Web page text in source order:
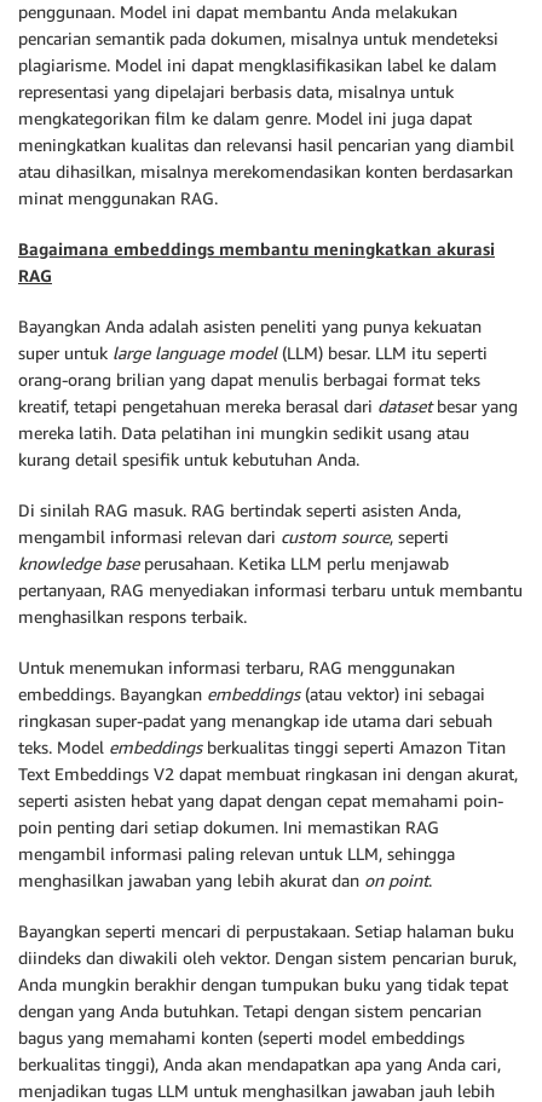
penggunaan. Model ini dapat membantu Anda melakukan
pencarian semantik pada dokumen, misalnya untuk mendeteksi
plagiarisme. Model ini dapat mengklasifikasikan label ke dalam
representasi yang dipelajari berbasis data, misalnya untuk
mengkategorikan film ke dalam genre. Model ini juga dapat
meningkatkan kualitas dan relevansi hasil pencarian yang diambil
atau dihasilkan, misalnya merekomendasikan konten berdasarkan
minat menggunakan RAG.
Bagaimana embeddings membantu meningkatkan akurasi
RAG
Bayangkan Anda adalah asisten peneliti yang punya kekuatan
super untuk large language model(LLM) besar. LLM itu seperti
orang-orang brilian yang dapat menulis berbagai format teks
kreatif, tetapi pengetahuan mereka berasal dari datasetbesar yang
mereka latih. Data pelatihan ini mungkin sedikit usang atau
kurang detail spesifik untuk kebutuhan Anda.
Di sinilah RAG masuk. RAG bertindak seperti asisten Anda,
mengambil informasi relevan dari custom source, seperti
knowledge baseperusahaan. Ketika LLM perlu menjawab
pertanyaan, RAG menyediakan informasi terbaru untuk membantu
menghasilkan respons terbaik.
Untuk menemukan informasi terbaru, RAG menggunakan
embeddings. Bayangkan embeddings(atau vektor) ini sebagai
ringkasan super-padat yang menangkap ide utama dari sebuah
teks. Model embeddingsberkualitas tinggi seperti Amazon Titan
Text Embeddings V2 dapat membuat ringkasan ini dengan akurat,
seperti asisten hebat yang dapat dengan cepat memahami poin-
poin penting dari setiap dokumen. Ini memastikan RAG
mengambil informasi paling relevan untuk LLM, sehingga
menghasilkan jawaban yang lebih akurat dan on point.
Bayangkan seperti mencari di perpustakaan. Setiap halaman buku
diindeks dan diwakili oleh vektor. Dengan sistem pencarian buruk,
Anda mungkin berakhir dengan tumpukan buku yang tidak tepat
dengan yang Anda butuhkan. Tetapi dengan sistem pencarian
bagus yang memahami konten (seperti model embeddings
berkualitas tinggi), Anda akan mendapatkan apa yang Anda cari,
menjadikan tugas LLM untuk menghasilkan jawaban jauh lebih